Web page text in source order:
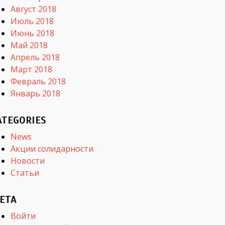
Август 2018
Июль 2018
Июнь 2018
Май 2018
Апрель 2018
Март 2018
Февраль 2018
Январь 2018
News
Акции солидарности
Новости
Статьи
Войти